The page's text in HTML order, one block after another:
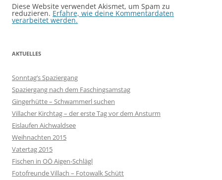
Diese Website verwendet Akismet, um Spam zu
reduzieren. Erfahre, wie deine Kommentardaten
verarbeitet werden.
AKTUELLES
Sonntag’s Spaziergang
Spaziergang nach dem Faschingsamstag
Gingerhütte – Schwammerl suchen
Villacher Kirchtag – der erste Tag vor dem Ansturm
Eislaufen Aichwaldsee
Weihnachten 2015
Vatertag 2015
Fischen in OÖ Aigen-Schlägl
Fotofreunde Villach – Fotowalk Schütt